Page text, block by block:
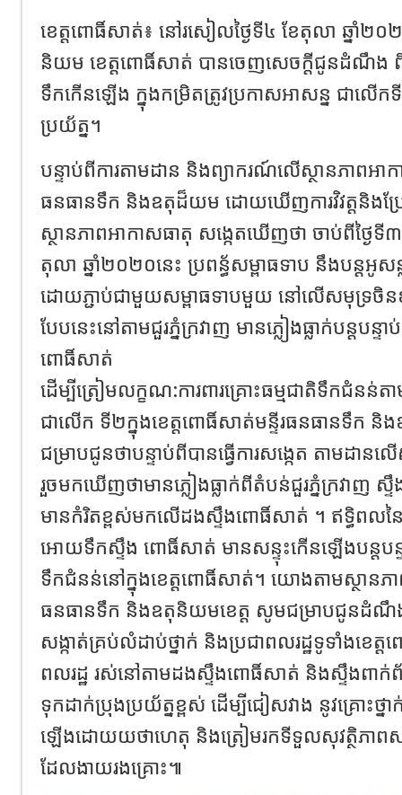
ខេត្តពោធិ៍សាត់៖ នៅរសៀលថ្ងៃទី៤ ខែតុលា ឆ្នាំ២
និយម ខេត្តពោធិ៍សាត់ បានចេញសេចក្តីជូនដំណឹង
ទឹកកើនឡើង ក្នុងកម្រិតត្រូវប្រកាសអាសន្ន ជាលើ
ប្រយ័ត្ន។
បន្ទាប់ពីការតាមដាន និងព្យាករណ៍លើស្ថានភាពអ
ធនធានទឹក និងឧតុដ៏យម ដោយឃើញការវិវត្តនិងប្រែ
ស្ថានភាពអាកាសធាតុ សង្កេតឃើញថា ចាប់ពីថ្ងៃទី
តុលា ឆ្នាំ២០២០នេះ ប្រពន្ធ័សម្ពាធទាប នឹងបន្តអូស
ដោយភ្ជាប់ជាមួយសម្ពាធទាបមួយ នៅលើសមុទ្រចិនខ
បែបនេះនៅតាមជួរភ្នំក្រវាញ មានភ្លៀងធ្លាក់បន្តបន្
ពោធិ៍សាត់
ដើម្បីត្រៀមលក្ខណ:ការពារគ្រោះធម្មជាតិទឹកជំនន់
ជាលើក ទី២ក្នុងខេត្តពោធិ៍សាត់មន្ទីរធនធានទឹក
ជម្រាបជូនថាបន្ទាប់ពីបានធ្វើការសង្កេត តាមដាន
រួចមកឃើញថាមានភ្លៀងធ្លាក់ពីតំបន់ជួរភ្នំក្រវាញ ស្ទឹ
មានកំរិតខ្ពស់មកលើដងស្ទឹងពោធិ៍សាត់ ។ ឥទ្ធិពលនៃ
អោយទឹកស្ទឹង ពោធិ៍សាត់ មានសន្ទុះកើនឡើងបន្តប
ទឹកជំនន់នៅក្នុងខេត្តពោធិ៍សាត់។ យោងតាមស្ថានភា
ធនធានទឹក និងឧតុនិយមខេត្ត សូមជម្រាបជូនដំណឹ
សង្កាត់គ្រប់លំដាប់ថ្នាក់ និងប្រជាពលរដ្ឋទូទាំងខេ
ពលរដ្ឋ រស់នៅតាមដងស្ទឹងពោធិ៍សាត់ និងស្ទឹងពាក់ព័
ទុកដាក់ប្រុងប្រយ័ត្នខ្ពស់ ដើម្បីជៀសវាង នូវគ្រោះថ្ន
ឡើងដោយយថាហេតុ និងត្រៀមរកទីទួលសុវត្ថិភាពស
ដែលងាយរងគ្រោះ៕